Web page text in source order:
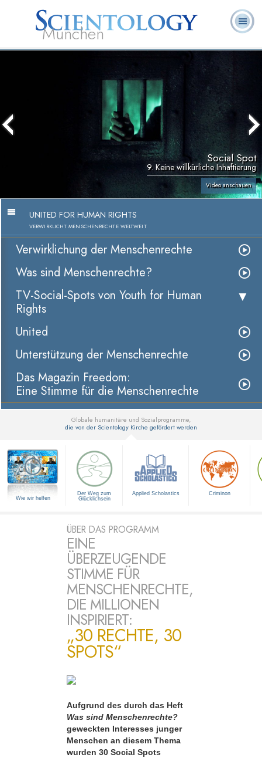
München
Häufig gestellte
Social Spot
9. Keine willkürliche Inhaftierung
Video anschauen
UNITED FOR HUMAN RIGHTS
VERWIRKLICHT MENSCHENRECHTE WELTWEIT
Verwirklichung der Menschenrechte
Was sind Menschenrechte?
TV-Social-Spots von Youth for Human
Rights
United
Unterstützung der Menschenrechte
Das Magazin Freedom:
Eine Stimme für die Menschenrechte
Globale humanitäre und Sozialprogramme,
die von der Scientology Kirche gefördert werden
Wie wir helfen
Der Weg zum
Glücklichsein
Applied Scholastics Criminon
ÜBER DAS PROGRAMM
EINE
ÜBERZEUGENDE
STIMME FÜR
MENSCHENRECHTE,
DIE MILLIONEN
INSPIRIERT:
„30 RECHTE, 30
SPOTS“
Aufgrund des durch das Heft
Was sind Menschenrechte?
geweckten Interesses junger
Menschen an diesem Thema
wurden 30 Social Spots